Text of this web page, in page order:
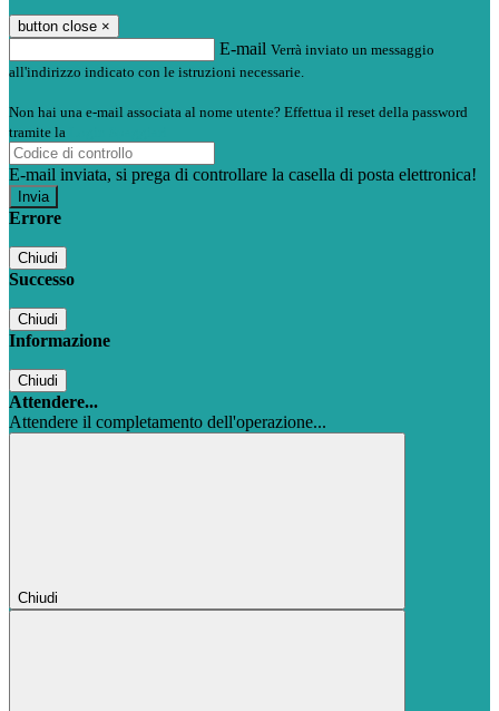
button close ×
E-mail Verrà inviato un messaggio
all'indirizzo indicato con le istruzioni necessarie.
Non hai una e-mail associata al nome utente? Effettua il reset della password
tramite la
E-mail inviata, si prega di controllare la casella di posta elettronica!
Errore
Chiudi
Successo
Chiudi
Informazione
Chiudi
Attendere...
Attendere il completamento dell'operazione...
Chiudi